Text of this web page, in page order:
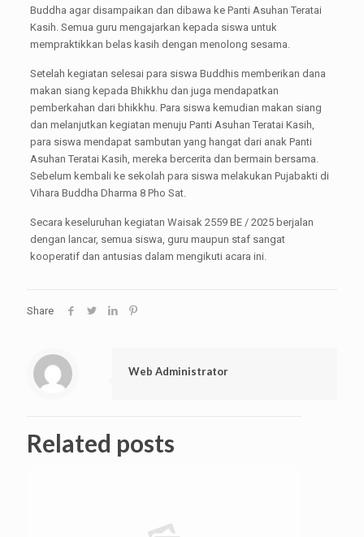
Buddha agar disampaikan dan dibawa ke Panti Asuhan Teratai
Kasih. Semua guru mengajarkan kepada siswa untuk
mempraktikkan belas kasih dengan menolong sesama.
Setelah kegiatan selesai para siswa Buddhis memberikan dana
makan siang kepada Bhikkhu dan juga mendapatkan
pemberkahan dari bhikkhu. Para siswa kemudian makan siang
dan melanjutkan kegiatan menuju Panti Asuhan Teratai Kasih,
para siswa mendapat sambutan yang hangat dari anak Panti
Asuhan Teratai Kasih, mereka bercerita dan bermain bersama.
Sebelum kembali ke sekolah para siswa melakukan Pujabakti di
Vihara Buddha Dharma 8 Pho Sat.
Secara keseluruhan kegiatan Waisak 2559 BE / 2025 berjalan
dengan lancar, semua siswa, guru maupun staf sangat
kooperatif dan antusias dalam mengikuti acara ini.
Share
Web Administrator
Related posts